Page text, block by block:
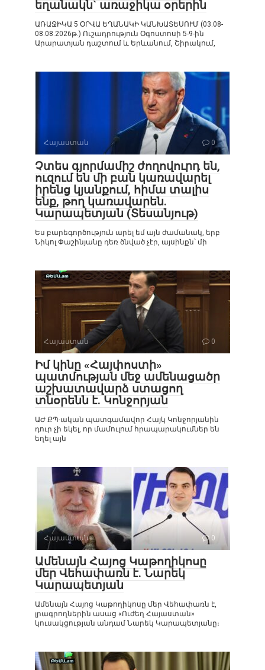
եղանակն` առաջիկա օրերին
ԱՌԱՋԻԿԱ 5 ՕՐՎԱ ԵՂԱՆԱԿԻ ԿԱՆԽԱՏԵՍՈՒՄ (03.08-
08.08.2026թ.) Ուշադրություն Օգոստոսի 5-9-ին
Արարատյան դաշտում և Երևանում, Շիրակում,
Հայաստան 0
Չտես գյորմամիշ ժողովուրդ են,
ուզում են մի բան կառավարել
իրենց կյանքում, հիմա տալիս
ենք, թող կառավարեն.
Կարապետյան (Տեսանյութ)
Ես բարեգործություն արել եմ այն ժամանակ, երբ
Նիկոլ Փաշինյանը դեռ ծնված չէր, այսինքն՝ մի
Հայաստան 0
Իմ կինը «Հայփոստի»
պատմության մեջ ամենացածր
աշխատավարձ ստացող
տնօրենն է. Կոնջորյան
ԱԺ ՔՊ-ական պատգամավոր Հայկ Կոնջորյանին
դուր չի եկել, որ մամուլում հրապարակումներ են
եղել այն
Հայաստան 0
Ամենայն Հայոց Կաթողիկոսը
մեր Վեհափառն է. Նարեկ
Կարապետյան
Ամենայն Հայոց Կաթողիկոսը մեր Վեհափառն է,
լրագրողներին ասաց «Ուժեղ Հայաստան»
կուսակցության անդամ Նարեկ Կարապետյանը։